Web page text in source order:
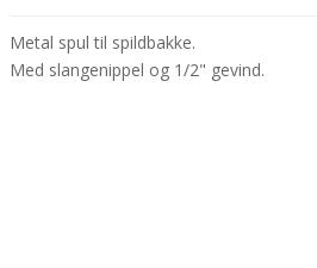
Metal spul til spildbakke.
Med slangenippel og 1/2" gevind.